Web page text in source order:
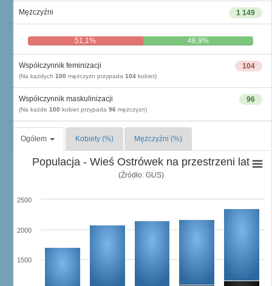
1 149
Mężczyźni
51,1% 48,9%
104
Współczynnik feminizacji
(Na każdych 100 mężczyzn przypada 104 kobiet)
96
Współczynnik maskulinizacji
(Na każde 100 kobiet przypada 96 mężczyzn)
Ogółem Kobiety (%) Mężczyźni (%)
Populacja - Wieś Ostrówek na przestrzeni lat
(Źródło: GUS)
1500
2000
2500